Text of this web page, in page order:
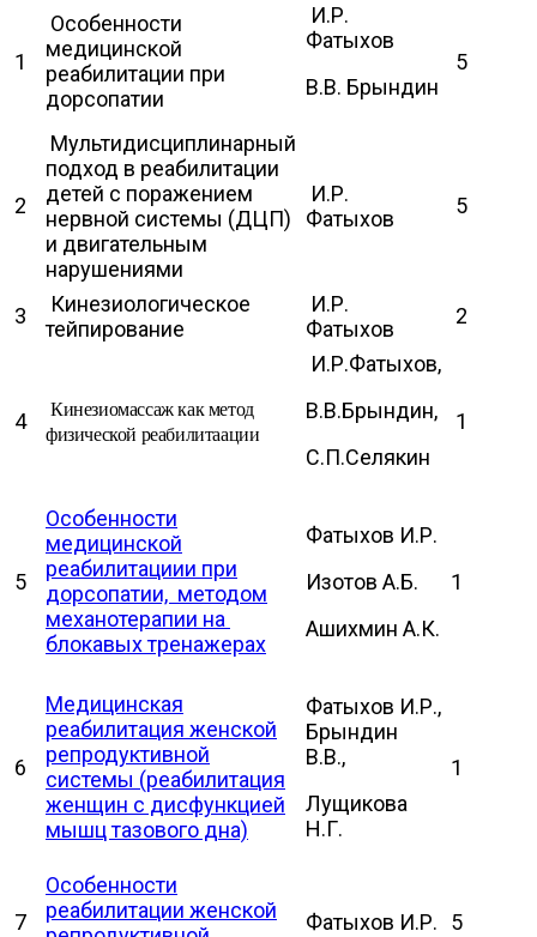
1
Особенности
медицинской
реабилитации при
дорсопатии
И.Р.
Фатыхов
В.В. Брындин
5
2
Мультидисциплинарный
подход в реабилитации
детей с поражением
нервной системы (ДЦП)
и двигательным
нарушениями
И.Р.
Фатыхов
5
3
Кинезиологическое
тейпирование
И.Р.
Фатыхов
2
4
Кинезиомассаж как метод
физической реабилитаации
И.Р.Фатыхов,
В.В.Брындин,
С.П.Селякин
1
5
Особенности
медицинской
реабилитациии при
дорсопатии, методом
механотерапии на
блокавых тренажерах
Фатыхов И.Р.
Изотов А.Б.
Ашихмин А.К.
1
6
Медицинская
реабилитация женской
репродуктивной
системы (реабилитация
женщин с дисфункцией
мышц тазового дна)
Фатыхов И.Р.,
Брындин
В.В.,
Лущикова
Н.Г.
1
7
Особенности
реабилитации женской
Фатыхов И.Р. 5